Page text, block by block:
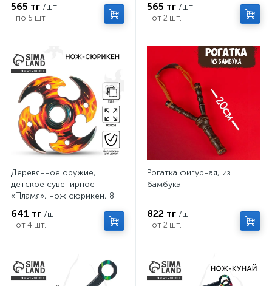
565 тг /шт
по 5 шт.
565 тг /шт
от 2 шт.
Деревянное оружие,
детское сувенирное
«Пламя», нож сюрикен, 8
641 тг /шт
от 4 шт.
Рогатка фигурная, из
бамбука
822 тг /шт
от 2 шт.